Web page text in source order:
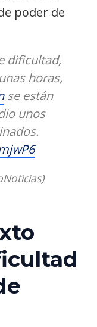
poder de
dificultad,
horas,
se están
unos